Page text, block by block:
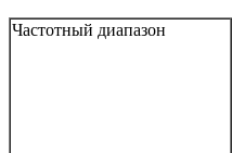
Частотный диапазон